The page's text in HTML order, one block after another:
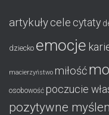
artykułycele cytaty
dziecko emocje
macierzyństwo miłość
osobowość poczucie
pozytywne